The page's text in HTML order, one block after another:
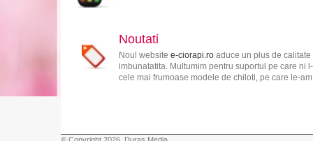
Noutati
Noul website e-ciorapi.roaduce un plus de calitate
imbunatatita. Multumim pentru suportul pe care ni
cele mai frumoase modele de chiloti, pe care le-
© Copyright 2026, Duras Media